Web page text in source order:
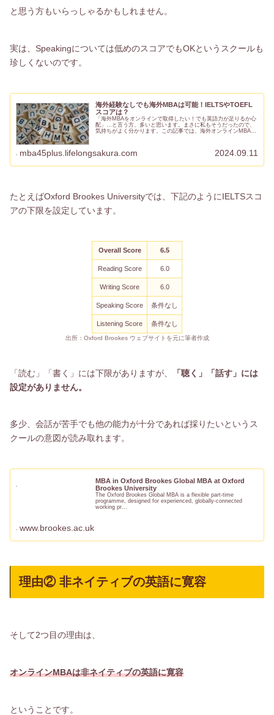
と思う方もいらっしゃるかもしれません。
実は、Speakingについては低めのスコアでもOKというスクールも
珍しくないのです。
海外経験なしでも海外MBAは可能！IELTSやTOEFL
スコアは？
「海外MBAをオンラインで取得したい！でも英語力が足りるか心
配」…と言う方、多いと思います。まさに私もそうだったので、
気持ちがよく分かります。この記事では、海外オンラインMBAに
mba45plus.lifelongsakura.com 2024.09.11
たとえばOxford Brookes Universityでは、下記のようにIELTSスコ
アの下限を設定しています。
Overall Score 6.5
Reading Score 6.0
Writing Score 6.0
Speaking Score 条件なし
Listening Score 条件なし
出所：Oxford Brookes ウェブサイトを元に筆者作成
「読む」「書く」には下限がありますが、
「聴く」「話す」には
設定がありません。
多少、会話が苦手でも他の能力が十分であれば採りたいというス
クールの意図が読み取れます。
MBA in Oxford Brookes Global MBA at Oxford
Brookes University
The Oxford Brookes Global MBA is a flexible part-time
programme, designed for experienced, globally-connected
working pr...
www.brookes.ac.uk
理由② 非ネイティブの英語に寛容
そして2つ目の理由は、
オンラインMBAは非ネイティブの英語に寛容
ということです。